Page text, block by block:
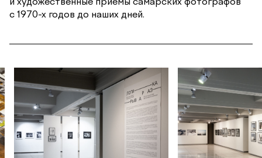
с 1970-х годов до наших дней.